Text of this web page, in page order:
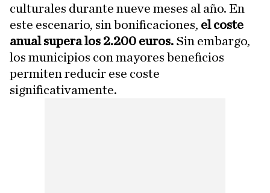
culturales durante nueve meses al año. En
este escenario, sin bonificaciones, el coste
anual supera los 2.200 euros. Sin embargo,
los municipios con mayores beneficios
permiten reducir ese coste
significativamente.